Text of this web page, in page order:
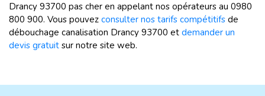
Drancy 93700 pas cher en appelant nos opérateurs au 0980
800 900. Vous pouvez consulter nos tarifs compétitifs de
débouchage canalisation Drancy 93700 et demander un
devis gratuit sur notre site web.